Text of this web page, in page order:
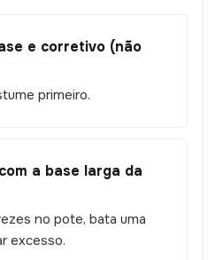
e corretivo (não
primeiro.
a base larga da
no pote, bata uma
excesso.